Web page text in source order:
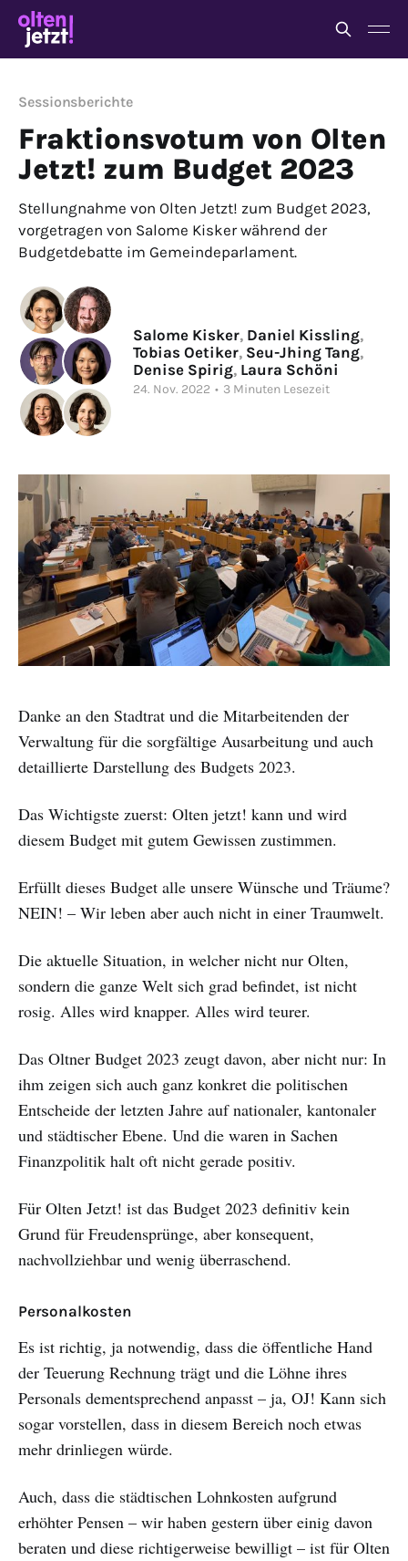
Sessionsberichte
Fraktionsvotum von Olten
Jetzt! zum Budget 2023
Stellungnahme von Olten Jetzt! zum Budget 2023,
vorgetragen von Salome Kisker während der
Budgetdebatte im Gemeindeparlament.
Salome Kisker, Daniel Kissling,
Tobias Oetiker, Seu-Jhing Tang,
Denise Spirig, Laura Schöni
24. Nov. 2022 • 3 Minuten Lesezeit
Danke an den Stadtrat und die Mitarbeitenden der
Verwaltung für die sorgfältige Ausarbeitung und auch
detaillierte Darstellung des Budgets 2023.
Das Wichtigste zuerst: Olten jetzt! kann und wird
diesem Budget mit gutem Gewissen zustimmen.
Erfüllt dieses Budget alle unsere Wünsche und Träume?
NEIN! – Wir leben aber auch nicht in einer Traumwelt.
Die aktuelle Situation, in welcher nicht nur Olten,
sondern die ganze Welt sich grad befindet, ist nicht
rosig. Alles wird knapper. Alles wird teurer.
Das Oltner Budget 2023 zeugt davon, aber nicht nur: In
ihm zeigen sich auch ganz konkret die politischen
Entscheide der letzten Jahre auf nationaler, kantonaler
und städtischer Ebene. Und die waren in Sachen
Finanzpolitik halt oft nicht gerade positiv.
Für Olten Jetzt! ist das Budget 2023 definitiv kein
Grund für Freudensprünge, aber konsequent,
nachvollziehbar und wenig überraschend.
Personalkosten
Es ist richtig, ja notwendig, dass die öffentliche Hand
der Teuerung Rechnung trägt und die Löhne ihres
Personals dementsprechend anpasst – ja, OJ! Kann sich
sogar vorstellen, dass in diesem Bereich noch etwas
mehr drinliegen würde.
Auch, dass die städtischen Lohnkosten aufgrund
erhöhter Pensen – wir haben gestern über einig davon
beraten und diese richtigerweise bewilligt – ist für Olten